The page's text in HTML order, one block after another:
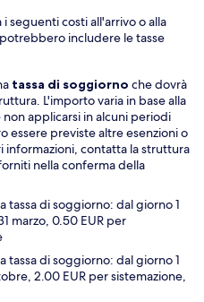
seguenti costi all'arrivo o alla
includere le tasse
tassa di soggiorno che dovrà
L'importo varia in base alla
applicarsi in alcuni periodi
essere previste altre esenzioni o
informazioni, contatta la struttura
nella conferma della
tassa di soggiorno: dal giorno 1
marzo, 0.50 EUR per
tassa di soggiorno: dal giorno 1
2.00 EUR per sistemazione,